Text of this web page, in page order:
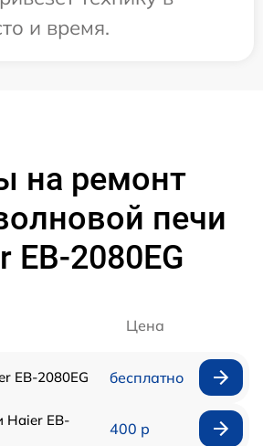
и время.
на ремонт
печи
EB-2080EG
Цена
EB-2080EG бесплатно
Haier EB-
400 р